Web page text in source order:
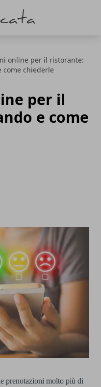
online per il ristorante:
come chiederle
per il
e come
prenotazioni molto più di